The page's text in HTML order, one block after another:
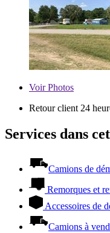
VoirPhotos
Retour client 24
Services dans
Camions de
Remorques et
Accessoires de
Camions à